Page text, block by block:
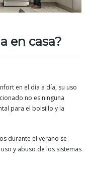
en casa?
en el día a día, su uso
no es ninguna
para el bolsillo y la
durante el verano se
y abuso de los sistemas